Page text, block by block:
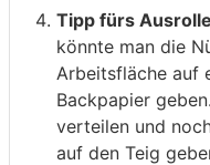
Tipp fürs
könnte man die
Arbeitsfläche auf
Backpapier
verteilen und
auf den Teig